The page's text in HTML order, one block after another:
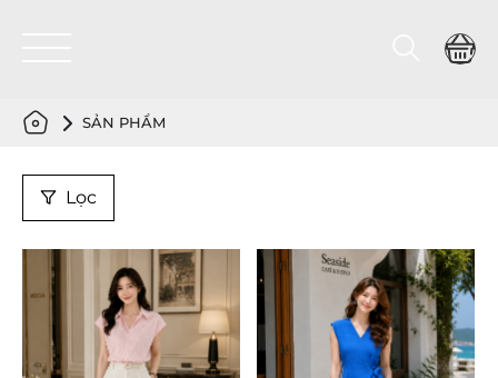
SẢN PHẨM
Lọc